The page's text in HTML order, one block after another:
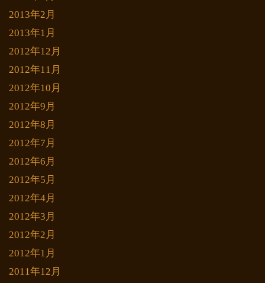
2013年2月
2013年1月
2012年12月
2012年11月
2012年10月
2012年9月
2012年8月
2012年7月
2012年6月
2012年5月
2012年4月
2012年3月
2012年2月
2012年1月
2011年12月